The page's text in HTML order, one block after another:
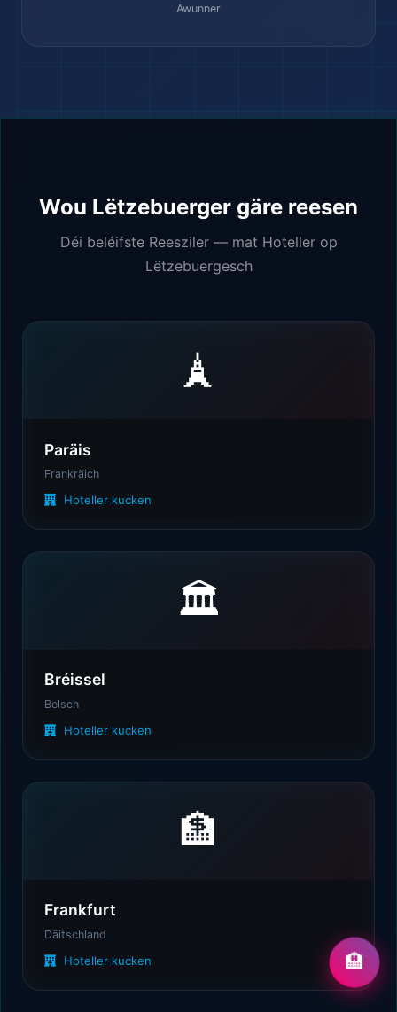
Awunner
Wou Lëtzebuerger gäre reesen
Déi beléifste Reesziler — mat Hoteller op
Lëtzebuergesch
🗼
Paräis
Frankräich
Hoteller kucken
🏛️
Bréissel
Belsch
Hoteller kucken
🏦
Frankfurt
Däitschland
Hoteller kucken 🏨